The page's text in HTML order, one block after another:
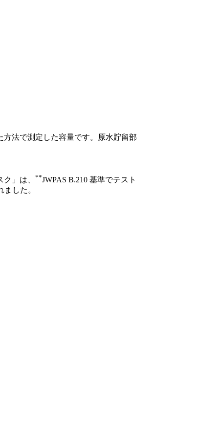
方法で測定した容量です。原水貯留部
」は、 **JWPAS B.210 基準でテスト
した。